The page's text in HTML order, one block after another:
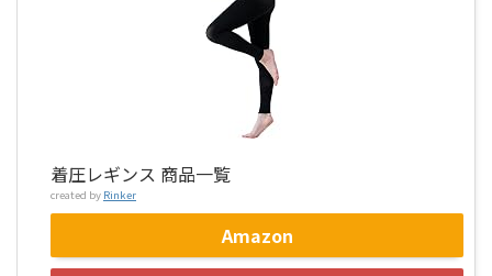
着圧レギンス 商品一覧
created by Rinker
Amazon